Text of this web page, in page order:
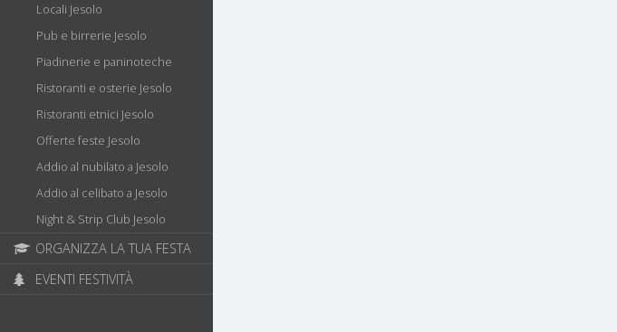
Locali Jesolo
Pub e birrerie Jesolo
Piadinerie e paninoteche
Ristoranti e osterie Jesolo
Ristoranti etnici Jesolo
Offerte feste Jesolo
Addio al nubilato a Jesolo
Addio al celibato a Jesolo
Night & Strip Club Jesolo
ORGANIZZA LA TUA FESTA
EVENTI FESTIVITÀ